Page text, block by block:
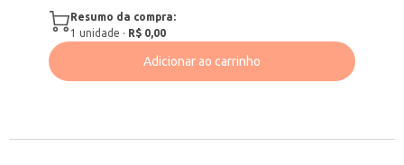
Resumo da compra:
1 unidade · R$ 0,00
Adicionar ao carrinho